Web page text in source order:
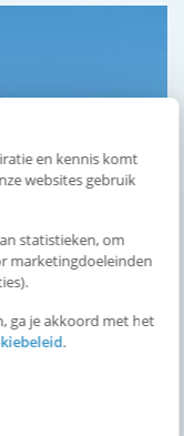
en kennis komt
websites gebruik
statistieken, om
marketingdoeleinden
ga je akkoord met het
.